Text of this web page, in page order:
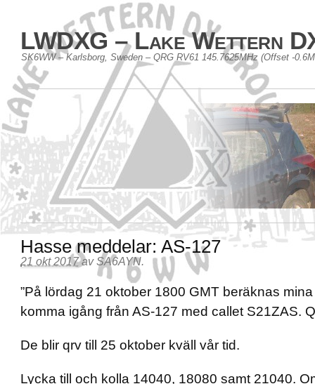
LWDXG – Lake Wettern
SK6WW – Karlsborg, Sweden – QRG RV61 145.7625MHz (Offset -
Hasse meddelar: AS-127
21 okt 2017 avSA6AYN.
”På lördag 21 oktober 1800 GMT beräknas
komma igång från AS-127 med callet S21ZAS.
De blir qrv till 25 oktober kväll vår tid.
Lycka till och kolla 14040, 18080 samt 21040.